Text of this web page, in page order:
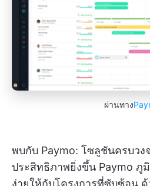
ผ่านทาง
พบกับ Paymo: โซลูชันครบว
ประสิทธิภาพยิ่งขึ้น Paymo ภู
ง่ายให้กับโครงการที่ซับซ้อน